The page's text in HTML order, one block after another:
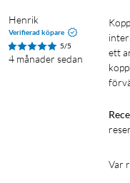
Perfekt för att förbättra
signal eller för att skapa
ett offentligt wifi.
Routern ansluts till ett
skapar en trådlös
eller utöka täckningen
Henrik
Verifierad köpare
5/5
4 månader sedan
Kopplade in iPhone via wifi och delar iPhones
ett
Var